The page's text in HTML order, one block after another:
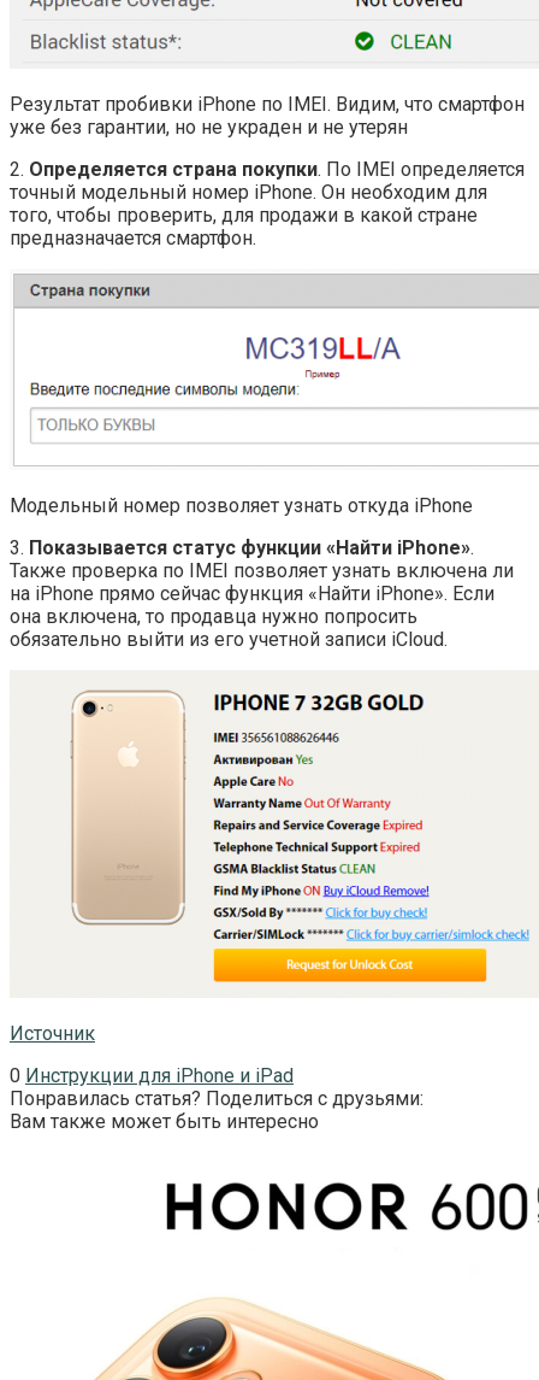
Результат пробивки iPhone по IMEI. Видим, что смартфон
уже без гарантии, но не украден и не утерян
2. Определяется страна покупки. По IMEI определяется
точный модельный номер iPhone. Он необходим для
того, чтобы проверить, для продажи в какой стране
предназначается смартфон.
Модельный номер позволяет узнать откуда iPhone
3. Показывается статус функции «Найти iPhone».
Также проверка по IMEI позволяет узнать включена ли
на iPhone прямо сейчас функция «Найти iPhone». Если
она включена, то продавца нужно попросить
обязательно выйти из его учетной записи iCloud.
Источник
0 Инструкции для iPhone и iPad
Понравилась статья? Поделиться с друзьями:
Вам также может быть интересно